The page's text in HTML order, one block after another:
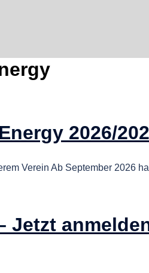
2026/
Verein Ab September 2026
Jetzt